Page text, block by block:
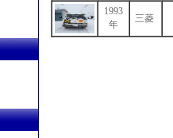
1993
年
三菱